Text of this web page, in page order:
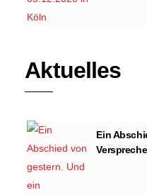
Aktuelles
Ein